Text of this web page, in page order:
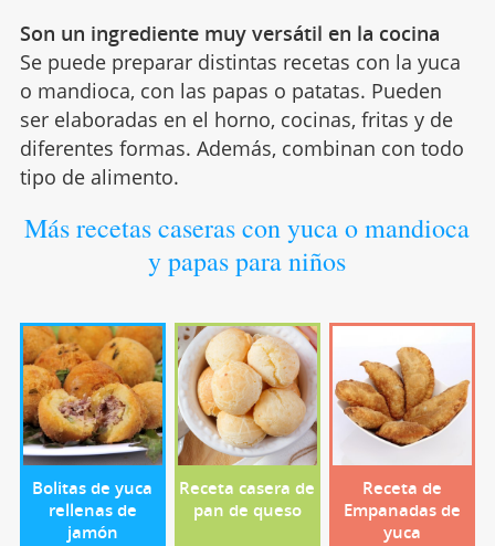
Son un ingrediente muy versátil en la cocina
Se puede preparar distintas recetas con la yuca
o mandioca, con las papas o patatas. Pueden
ser elaboradas en el horno, cocinas, fritas y de
diferentes formas. Además, combinan con todo
tipo de alimento.
Más recetas caseras con yuca o mandioca
y papas para niños
Bolitas de yuca
rellenas de
jamón
Receta casera de
pan de queso
Receta de
Empanadas de
yuca